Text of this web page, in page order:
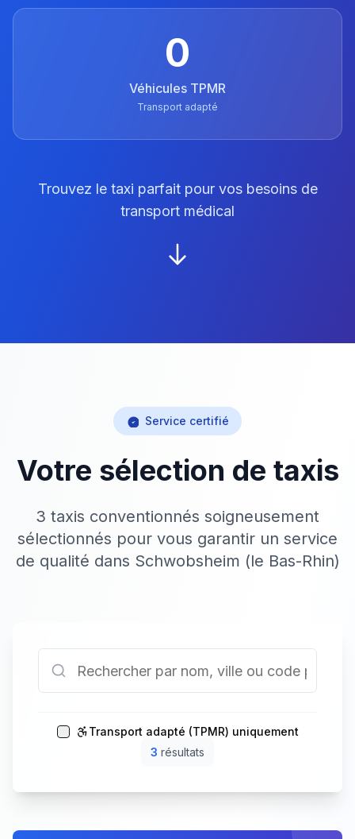
0
Véhicules TPMR
Transport adapté
Trouvez le taxi parfait pour vos besoins de
transport médical
Service certifié
Votre sélection de taxis
3 taxis conventionnés soigneusement
sélectionnés pour vous garantir un service
de qualité dans Schwobsheim (le Bas-Rhin)
Transport adapté (TPMR) uniquement
3 résultats